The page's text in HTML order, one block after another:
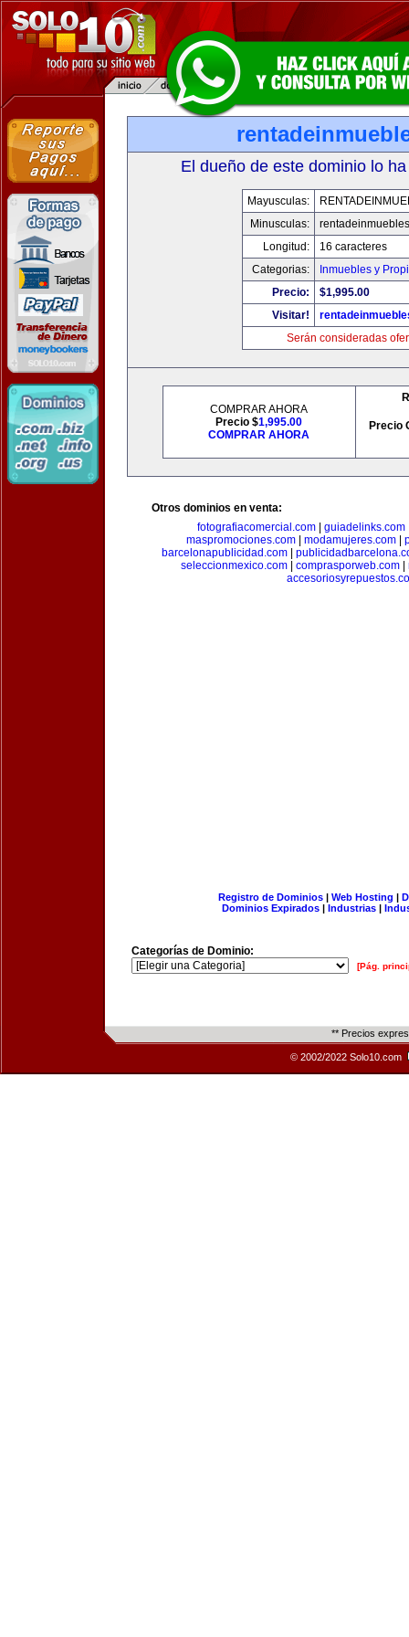
El dueño de este dominio lo
Mayusculas:
Minusculas:
Longitud:
16 caracteres
Categorias:
Inmuebles y
Precio:
$1,995.00
Visitar!
Serán consideradas
COMPRAR AHORA
Precio $1,995.00
COMPRAR AHORA
Precio
Otros dominios en venta:
fotografiacomercial.com
guiadelinks.com
maspromociones.com
modamujeres.com
barcelonapublicidad.com|
seleccionmexico.com| comprasporweb.com|
Registro de Dominios| Web Hosting |
Dominios Expirados | Industrias |
Categorías de Dominio:
[Pág.
** Precios
© 2002/2022 Solo10.com